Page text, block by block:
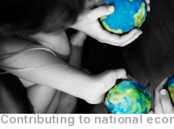
Contributing to national